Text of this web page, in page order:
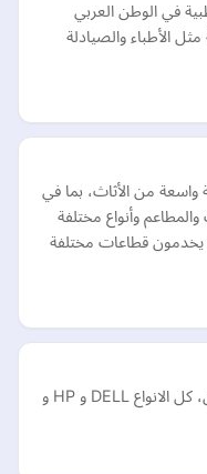
في الوطن العربي
الأطباء والصيادلة
من الأثاث، بما في
وأنواع مختلفة
يخدمون قطاعات مختلفة
أجهزة لابتوب أستيراد بأفضل سعر وضمان، كل الانواع DELL و HP و